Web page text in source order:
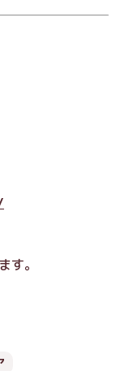
す。